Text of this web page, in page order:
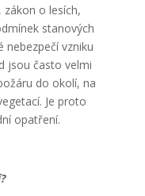
o lesích,
stanových
nebezpečí vzniku
jsou často velmi
do okolí, na
Je proto
opatření.